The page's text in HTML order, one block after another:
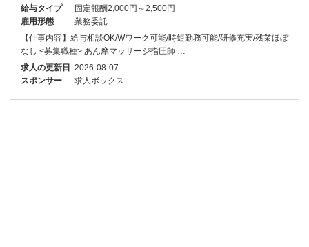
給与タイプ
固定報酬2,000円～2,500円
雇用形態
業務委託
【仕事内容】給与相談OK/Wワーク可能/時短勤務可能/研修充実/残業ほぼ
なし <募集職種> あん摩マッサージ指圧師 …
求人の更新日 2026-08-07
スポンサー
求人ボックス